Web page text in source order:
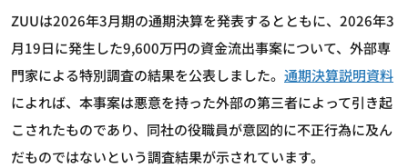
ZUUは2026年3月期の通期決算を発表するとともに、2026年3
月19日に発生した9,600万円の資金流出事案について、外部専
門家による特別調査の結果を公表しました。 通期決算説明資料
によれば、本事案は悪意を持った外部の第三者によって引き起
こされたものであり、同社の役職員が意図的に不正行為に及ん
だものではないという調査結果が示されています。